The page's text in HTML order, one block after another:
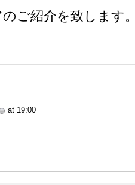
ご紹介を致します
at 19:00